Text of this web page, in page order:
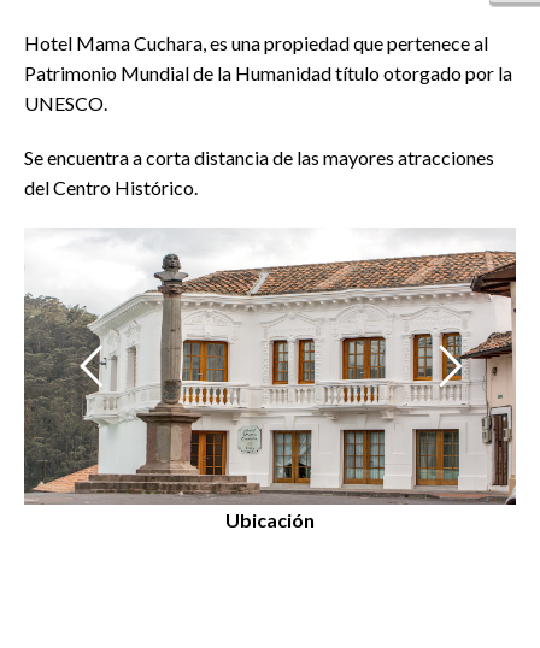
Hotel Mama Cuchara, es una propiedad que pertenece al
Patrimonio Mundial de la Humanidad título otorgado por la
UNESCO.
Se encuentra a corta distancia de las mayores atracciones
del Centro Histórico.
" data-bgposition="center center" data-bgfit="cover"
data-bgrepeat="no-repeat" data-bgparallax="off"
class="rev-slidebg" data-no-retina>
Ubicación